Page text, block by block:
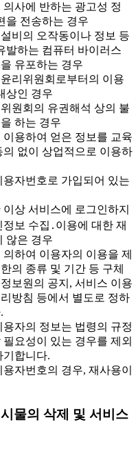
의사에 반하는 광고성 정
을 전송하는 경우
비의 오작동이나 정보 등
발하는 컴퓨터 바이러스
유포하는 경우
리위원회로부터의 이용
상인 경우
원회의 유권해석 상의 불
하는 경우
이용하여 얻은 정보를 교육
의 없이 상업적으로 이용하
용자번호로 가입되어 있는
상 서비스에 로그인하지
보 수집․이용에 대한 재
않은 경우
하여 이용자의 이용을 제
의 종류 및 기간 등 구체
보원의 공지, 서비스 이용
방침 등에서 별도로 정하
자의 정보는 법령의 규정
요성이 있는 경우를 제외
기합니다.
자번호의 경우, 재사용이
물의 삭제 및 서비스